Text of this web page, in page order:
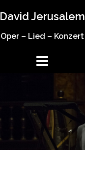
David Jerusalem
Oper – Lied – Konzert